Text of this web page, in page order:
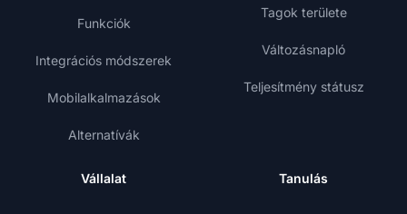
Funkciók
Integrációs módszerek
Mobilalkalmazások
Alternatívák
Tagok területe
Változásnapló
Teljesítmény státusz
Vállalat Tanulás